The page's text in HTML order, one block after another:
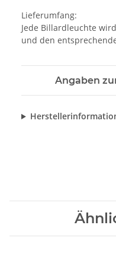
Lieferumfang:
Jede Billardleuchte
und den
Angaben